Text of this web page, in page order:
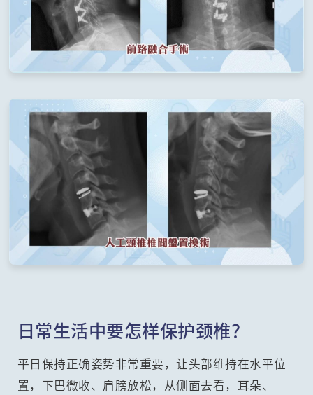
日常生活中要怎样保护颈椎？
平日保持正确姿势非常重要，让头部维持在水平位
置，下巴微收、肩膀放松，从侧面去看，耳朵、